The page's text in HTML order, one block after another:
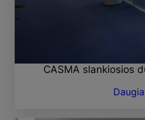
CASMA slankiosios